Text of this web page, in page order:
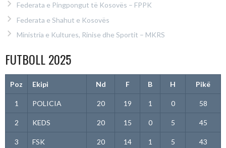
Federata e Pingpongut të Kosovës – FPPK
Federata e Shahut e Kosovës
Ministria e Kultures, Rinise dhe Sportit – MKRS
FUTBOLL 2025
Poz Ekipi Nd F B H Pikë
1 POLICIA 20 19 1 0 58
2 KEDS 20 15 0 5 45
3 FSK 20 14 1 5 43